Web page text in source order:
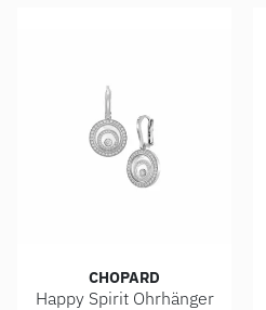
CHOPARD
Happy Spirit Ohrhänger